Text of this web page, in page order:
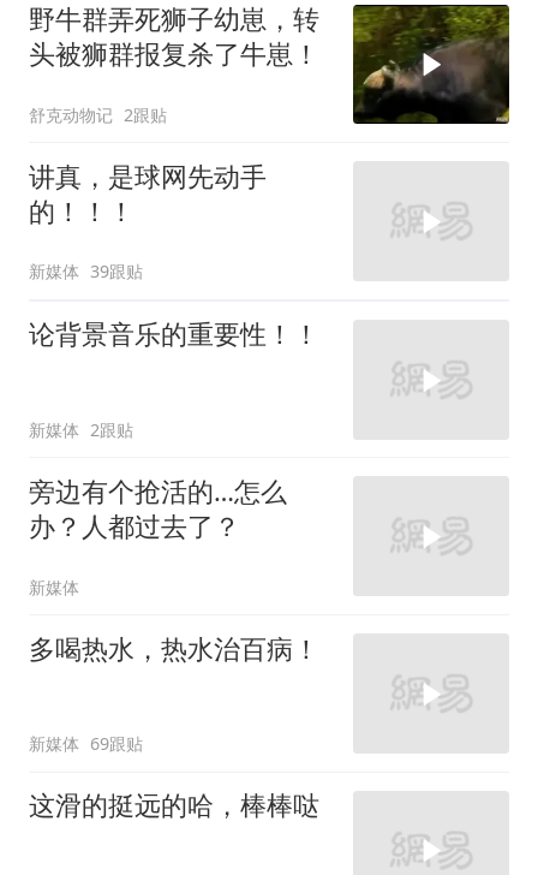
野牛群弄死狮子幼崽，转
头被狮群报复杀了牛崽！
舒克动物记 2跟贴
讲真，是球网先动手
的！！！
新媒体 39跟贴
论背景音乐的重要性！！
新媒体 2跟贴
旁边有个抢活的…怎么
办？人都过去了？
新媒体
多喝热水，热水治百病！
新媒体 69跟贴
这滑的挺远的哈，棒棒哒